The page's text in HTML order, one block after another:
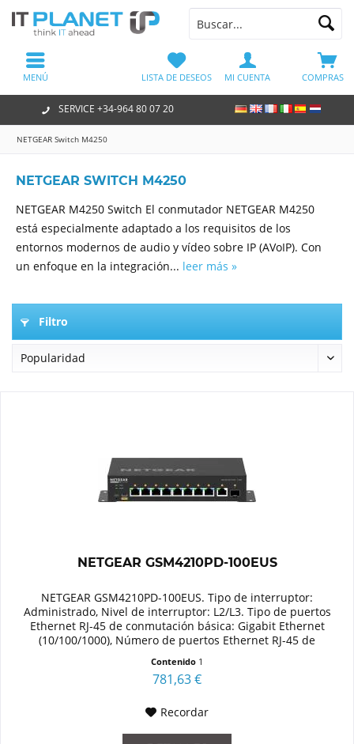
SERVICE +34-964 80 07 20
COMPRAS
LISTA DE DESEOS MI CUENTA
MENÚ
NETGEAR Switch M4250
NETGEAR SWITCH M4250
NETGEAR M4250 Switch El conmutador NETGEAR M4250
está especialmente adaptado a los requisitos de los
entornos modernos de audio y vídeo sobre IP (AVoIP). Con
un enfoque en la integración... leer más »
Filtro
NETGEAR GSM4210PD-100EUS
NETGEAR GSM4210PD-100EUS. Tipo de interruptor:
Administrado, Nivel de interruptor: L2/L3. Tipo de puertos
Ethernet RJ-45 de conmutación básica: Gigabit Ethernet
(10/100/1000), Número de puertos Ethernet RJ-45 de
Contenido 1
781,63 €
Recordar